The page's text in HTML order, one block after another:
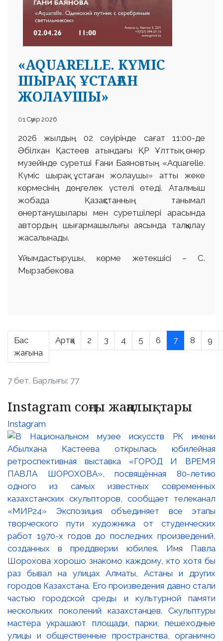
«AQUARELLE. КҮМІС
ШЫРАҚ ҰСТАҒАН
ЖОЛАУШЫ»
01 Сәуір 2026
2026 жылдың 02 сәуірінде сағат 11:00-де
Әбілхан Қастеев атындағы ҚР Ұлттық өнер
музейінде суретші Ғани Баяновтың «Aquarelle.
Күміс шырақ ұстаған жолаушы» атты жеке
көрмесінің дөңгелек үстелі өтеді. Аталмыш
жобада Қазақстанның танымал
өнертанушылары мен суретшілері арасында
автордың шығармашылығы аясында талқылау
жасалынады.
Ұйымдастырушы, көрме жетекшісі – С.
Мырзабекова
Бас
жағына
Артқа 2 3 4 5 6 7 8 9
7 бет. Барлығы: 77
Instagram соңғы жаңалықтары
Instagram